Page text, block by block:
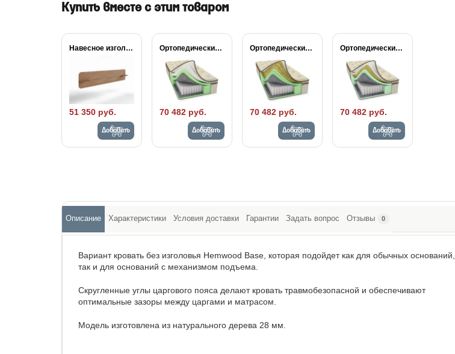
Купить вместе с этим товаром
Навесное изголовье Self...
51 350 руб.
Добавить
Ортопедический матрас Райтон...
70 482 руб.
Добавить
Ортопедический матрас Райтон...
70 482 руб.
Добавить
Ортопедический матрас Райтон...
70 482 руб.
Добавить
Описание Характеристики Условия доставки Гарантии Задать вопрос Отзывы 0
Вариант кровать без изголовья Hemwood Base, которая подойдет как для обычных оснований,
так и для оснований с механизмом подъема.
Скругленные углы царгового пояса делают кровать травмобезопасной и обеспечивают
оптимальные зазоры между царгами и матрасом.
Модель изготовлена из натурального дерева 28 мм.